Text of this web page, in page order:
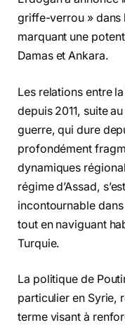
griffe-verrou » dans
marquant une
Damas et Ankara.
Les relations entre
depuis 2011, suite
guerre, qui dure
profondément
dynamiques
régime d’Assad,
incontournable
tout en naviguant
Turquie.
La politique de
particulier en Syrie,
terme visant à